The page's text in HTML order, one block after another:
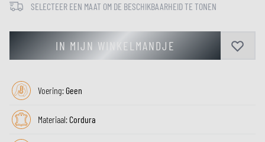
SELECTEER EEN MAAT OM DE BESCHIKBAARHEID TE TONEN
IN MIJN WINKELMANDJE
Voering:Geen
Materiaal:Cordura